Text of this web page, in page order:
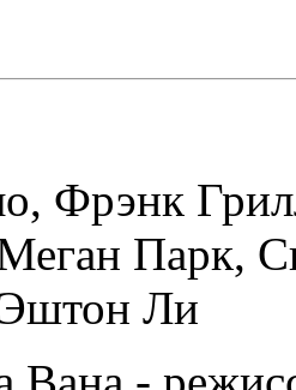
, Фрэнк
Парк,
Ли